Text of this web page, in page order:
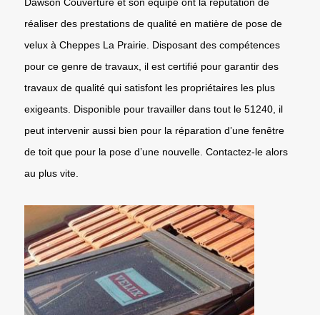
réaliser des prestations de qualité en matière de pose de
velux à Cheppes La Prairie. Disposant des compétences
pour ce genre de travaux, il est certifié pour garantir des
travaux de qualité qui satisfont les propriétaires les plus
exigeants. Disponible pour travailler dans tout le 51240, il
peut intervenir aussi bien pour la réparation d’une fenêtre
de toit que pour la pose d’une nouvelle. Contactez-le alors
au plus vite.